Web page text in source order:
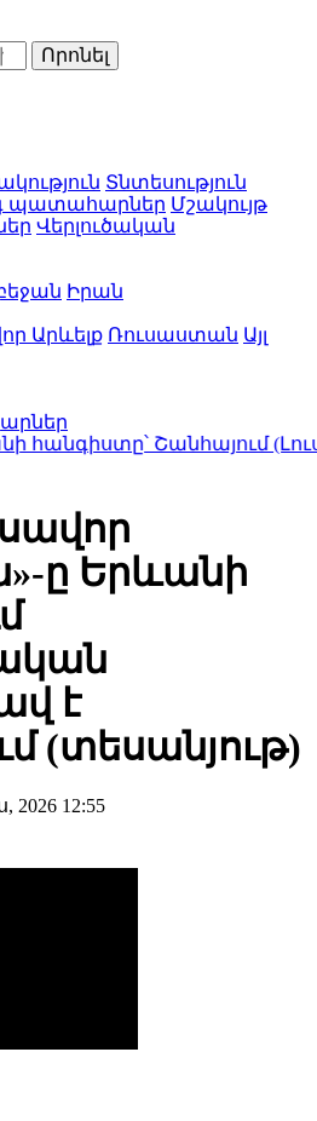
Տնտեսություն
պատահարներ Մշակույթ
Վերլուծական
Իրան
Արևելք Ռուսաստան Այլ
Շանհայում
ը Երևանի
է
(տեսանյութ)
2026 12:55